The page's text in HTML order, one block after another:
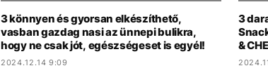
3 könnyen és gyorsan elkészíthető,
vasban gazdag nasi az ünnepi bulikra,
hogy ne csak jót, egészségeset is egyél!
2024.12.14 9:09
3
&